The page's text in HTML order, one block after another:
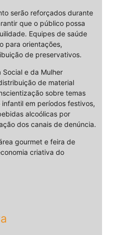
serão reforçados durante
que o público possa
Equipes de saúde
para orientações,
de preservativos.
Social e da Mulher
de material
sobre temas
em períodos festivos,
alcoólicas por
dos canais de denúncia.
gourmet e feira de
criativa do